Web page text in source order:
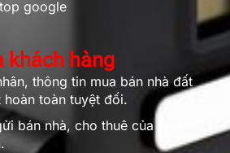
google
khách hàng
thông tin mua bán nhà đất
toàn tuyệt đối.
bán nhà, cho thuê của bạn